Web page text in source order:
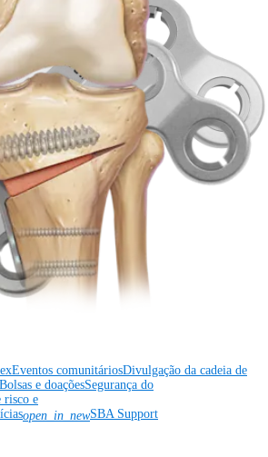
e punho
Cirurgia cardiotorácica Coluna vertebral
e punhoPé e
Cirurgia cardiotorácica
Coluna
dos cursosCalendário dos cursos
médicaOrthoPedia
Eventos comunitáriosDivulgação da cadeia de
Bolsas e doaçõesSegurança do
risco e
open_in_newSBA Support